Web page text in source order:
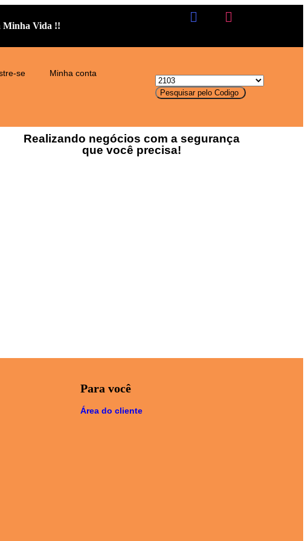
Minha Vida !!
se Minha conta
Realizando negócios com a segurança
que você precisa!
Para você
Área do cliente